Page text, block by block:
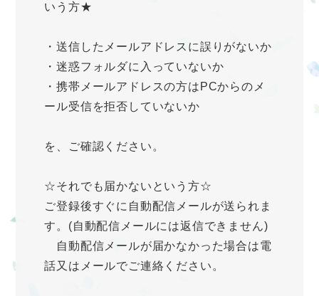
いう方★
・送信したメールアドレスに誤りがないか
・迷惑フォルダに入っていないか
・携帯メールアドレスの方はPCからのメ
ール受信を拒否していないか
を、ご確認ください。
☆それでも届かないという方☆
ご登録後すぐに自動配信メールが送られま
す。(自動配信メールには返信できません)
自動配信メールが届かなかった場合は電
話又はメールでご連絡ください。